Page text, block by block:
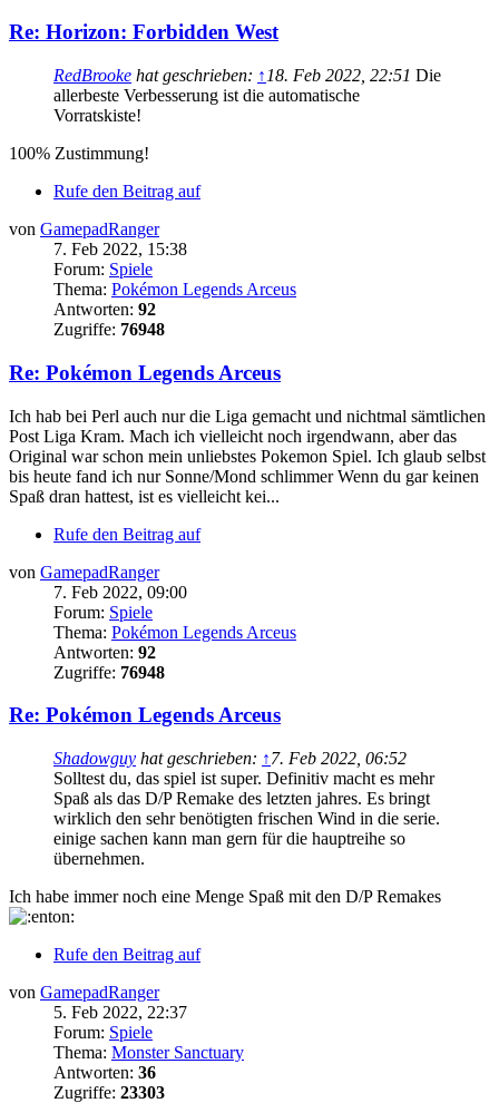
Re: Horizon: Forbidden West
RedBrooke hat geschrieben: ↑ 18. Feb 2022, 22:51 Die
allerbeste Verbesserung ist die automatische
Vorratskiste!
100% Zustimmung!
Rufe den Beitrag auf
von GamepadRanger
7. Feb 2022, 15:38
Forum: Spiele
Thema: Pokémon Legends Arceus
Antworten: 92
Zugriffe: 76948
Re: Pokémon Legends Arceus
Ich hab bei Perl auch nur die Liga gemacht und nichtmal sämtlichen
Post Liga Kram. Mach ich vielleicht noch irgendwann, aber das
Original war schon mein unliebstes Pokemon Spiel. Ich glaub selbst
bis heute fand ich nur Sonne/Mond schlimmer Wenn du gar keinen
Spaß dran hattest, ist es vielleicht kei...
Rufe den Beitrag auf
von GamepadRanger
7. Feb 2022, 09:00
Forum: Spiele
Thema: Pokémon Legends Arceus
Antworten: 92
Zugriffe: 76948
Re: Pokémon Legends Arceus
Shadowguy hat geschrieben: ↑7. Feb 2022, 06:52
Solltest du, das spiel ist super. Definitiv macht es mehr
Spaß als das D/P Remake des letzten jahres. Es bringt
wirklich den sehr benötigten frischen Wind in die serie.
einige sachen kann man gern für die hauptreihe so
übernehmen.
Ich habe immer noch eine Menge Spaß mit den D/P Remakes
Rufe den Beitrag auf
von GamepadRanger
5. Feb 2022, 22:37
Forum: Spiele
Thema: Monster Sanctuary
Antworten: 36
Zugriffe: 23303